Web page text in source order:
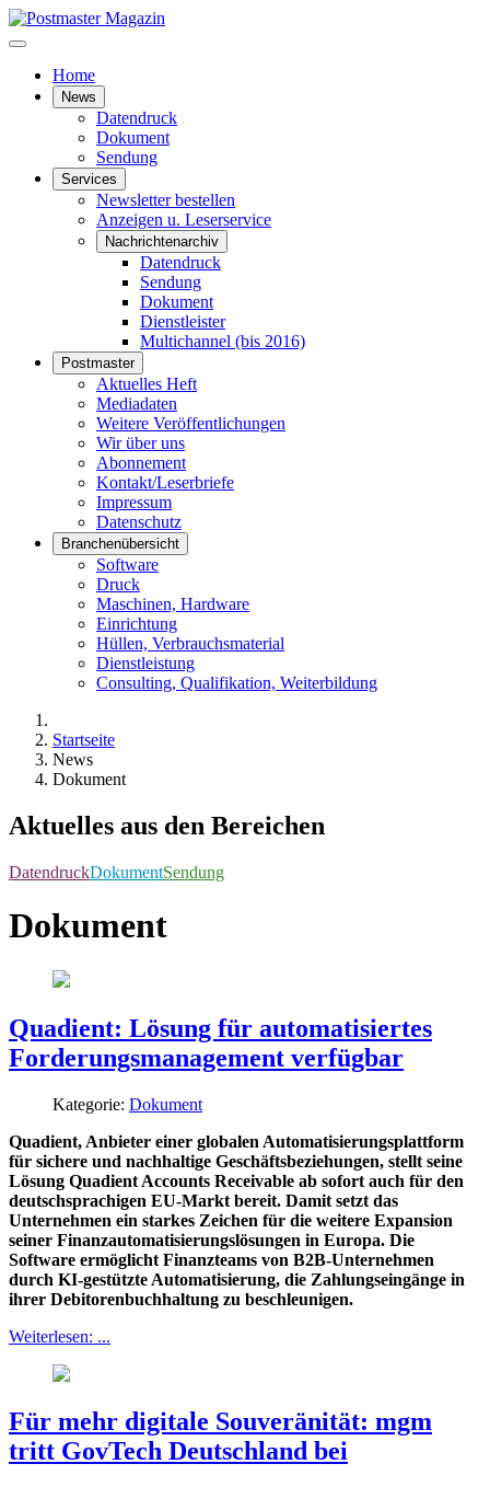
Home
News
Datendruck
Dokument
Sendung
Services
Newsletter bestellen
Anzeigen u. Leserservice
Nachrichtenarchiv
Datendruck
Sendung
Dokument
Dienstleister
Multichannel (bis 2016)
Postmaster
Aktuelles Heft
Mediadaten
Weitere Veröffentlichungen
Wir über uns
Abonnement
Kontakt/Leserbriefe
Impressum
Datenschutz
Branchenübersicht
Software
Druck
Maschinen, Hardware
Einrichtung
Hüllen, Verbrauchsmaterial
Dienstleistung
Consulting, Qualifikation, Weiterbildung
Startseite
News
Dokument
Aktuelles aus den Bereichen
DatendruckDokumentSendung
Dokument
Quadient: Lösung für automatisiertes
Forderungsmanagement verfügbar
Kategorie: Dokument
Quadient, Anbieter einer globalen Automatisierungsplattform
für sichere und nachhaltige Geschäftsbeziehungen, stellt seine
Lösung Quadient Accounts Receivable ab sofort auch für den
deutschsprachigen EU-Markt bereit. Damit setzt das
Unternehmen ein starkes Zeichen für die weitere Expansion
seiner Finanzautomatisierungslösungen in Europa. Die
Software ermöglicht Finanzteams von B2B-Unternehmen
durch KI-gestützte Automatisierung, die Zahlungseingänge in
ihrer Debitorenbuchhaltung zu beschleunigen.
Weiterlesen: ...
Für mehr digitale Souveränität: mgm
tritt GovTech Deutschland bei